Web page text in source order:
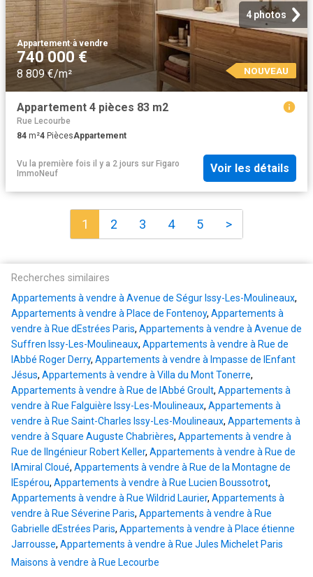
4 photos
Appartement·à vendre
740 000 €
8 809 €/m² NOUVEAU
Appartement 4 pièces 83 m2
Rue Lecourbe
84 m²4 PiècesAppartement
Vu la première fois il y a 2 jours sur Figaro
ImmoNeuf
Voir les détails
1 2 3 4 5 >
Recherches similaires
Appartements à vendre à Avenue de Ségur Issy-Les-Moulineaux,
Appartements à vendre à Place de Fontenoy, Appartements à
vendre à Rue dEstrées Paris, Appartements à vendre à Avenue de
Suffren Issy-Les-Moulineaux, Appartements à vendre à Rue de
lAbbé Roger Derry, Appartements à vendre à Impasse de lEnfant
Jésus, Appartements à vendre à Villa du Mont Tonerre,
Appartements à vendre à Rue de lAbbé Groult, Appartements à
vendre à Rue Falguière Issy-Les-Moulineaux, Appartements à
vendre à Rue Saint-Charles Issy-Les-Moulineaux, Appartements à
vendre à Square Auguste Chabrières, Appartements à vendre à
Rue de lIngénieur Robert Keller, Appartements à vendre à Rue de
lAmiral Cloué, Appartements à vendre à Rue de la Montagne de
lEspérou, Appartements à vendre à Rue Lucien Boussotrot,
Appartements à vendre à Rue Wildrid Laurier, Appartements à
vendre à Rue Séverine Paris, Appartements à vendre à Rue
Gabrielle dEstrées Paris, Appartements à vendre à Place étienne
Jarrousse, Appartements à vendre à Rue Jules Michelet Paris
Maisons à vendre à Rue Lecourbe